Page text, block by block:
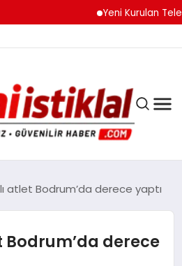
Yeni Kurulan
atlet Bodrum’da derece yaptı
Bodrum’da derece